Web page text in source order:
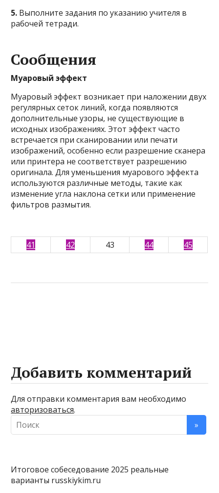
5. Выполните задания по указанию учителя в
рабочей тетради.
Сообщения
Муаровый эффект
Муаровый эффект возникает при наложении двух
регулярных сеток линий, когда появляются
дополнительные узоры, не существующие в
исходных изображениях. Этот эффект часто
встречается при сканировании или печати
изображений, особенно если разрешение сканера
или принтера не соответствует разрешению
оригинала. Для уменьшения муарового эффекта
используются различные методы, такие как
изменение угла наклона сетки или применение
фильтров размытия.
41 42 43 44 45
Добавить комментарий
Для отправки комментария вам необходимо
авторизоваться.
Итоговое собеседование 2025 реальные
варианты russkiykim.ru